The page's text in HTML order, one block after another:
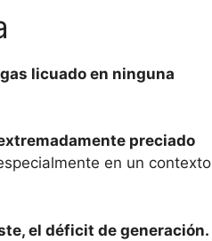
licuado en ninguna
preciado
en un contexto
el déficit de generación.